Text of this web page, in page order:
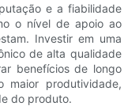
e a fiabilidade
o nível de apoio ao
Investir em uma
de alta qualidade
benefícios de longo
maior produtividade,
do produto.